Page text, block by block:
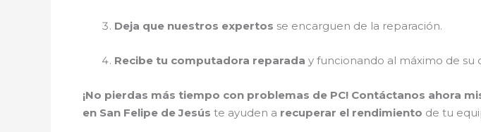
Deja que nuestros expertos se encarguen de la reparación.
Recibe tu computadora reparada y funcionando al máximo de su
¡No pierdas más tiempo con problemas de PC! Contáctanos ahora
en San Felipe de Jesús te ayuden a recuperar el rendimiento de tu